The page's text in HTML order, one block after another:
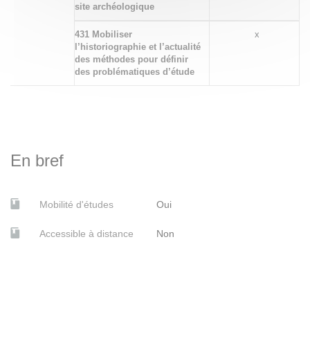
site archéologique
431 Mobiliser
l’historiographie et l’actualité
des méthodes pour définir
des problématiques d’étude
x
En bref
Mobilité d'études Oui
Accessible à distance Non